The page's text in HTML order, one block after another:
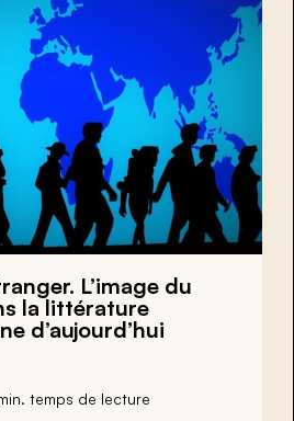
L’image du
la littérature
d’aujourd’hui
temps de lecture